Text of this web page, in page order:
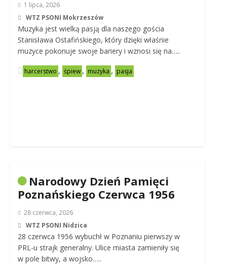
1 lipca, 2026
WTZ PSONI Mokrzeszów
Muzyka jest wielką pasją dla naszego gościa
Stanisława Ostafińskiego, który dzięki właśnie
muzyce pokonuje swoje bariery i wznosi się na…..
harcerstwo , śpiew , muzyka , pasja
Narodowy Dzień Pamięci
Poznańskiego Czerwca 1956
28 czerwca, 2026
WTZ PSONI Nidzica
28 czerwca 1956 wybuchł w Poznaniu pierwszy w
PRL-u strajk generalny. Ulice miasta zamieniły się
w pole bitwy, a wojsko…..